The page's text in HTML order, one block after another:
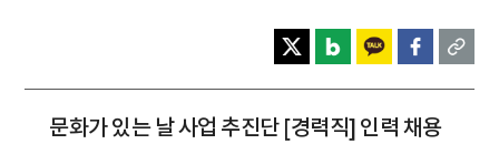
문화가 있는 날 사업 추진단 [경력직] 인력 채용